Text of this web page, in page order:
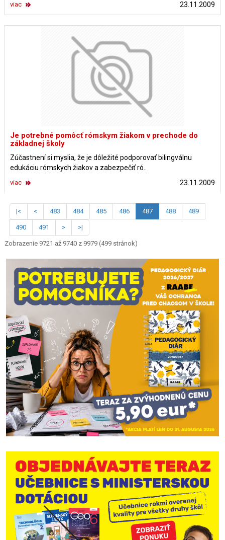
23.11.2009
viac
Je potrebné pomôcť rómskym žiakom v prechode do
základnej školy
Zúčastnení si myslia, že je dôležité podporovať bilingválnu
edukáciu rómskych žiakov a zabezpečiť ró..
23.11.2009
viac
|< < 483 484 485 486 487 488 489
490 491 > >|
Zobrazenie 9721 až 9740 z 9979 (499 stránok)